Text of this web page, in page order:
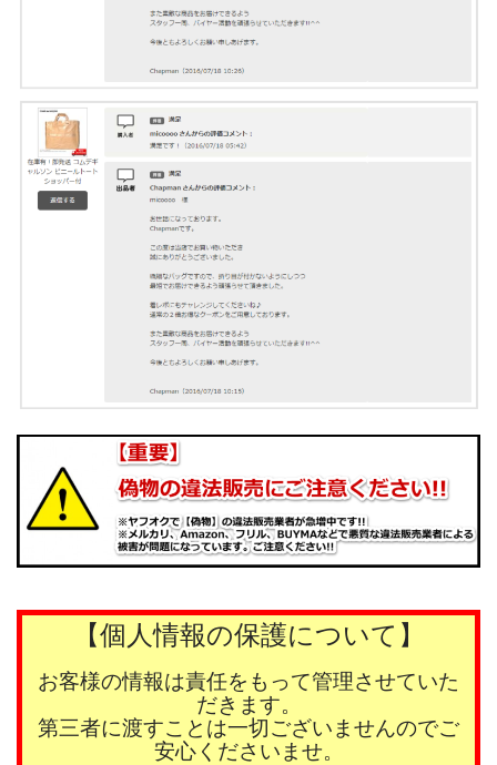
【個人情報の保護について】
お客様の情報は責任をもって管理させていた
だきます。
第三者に渡すことは一切ございませんのでご
安心くださいませ。